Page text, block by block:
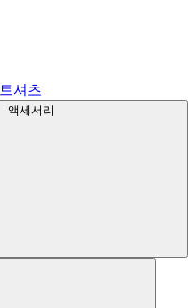
셔츠
액세서리